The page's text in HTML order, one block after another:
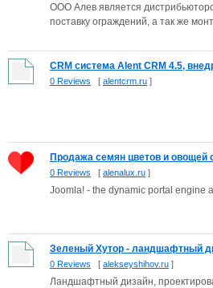
ООО Алев является
поставку ограждений, а так же
CRM система Alent CRM 4.5,
0 Reviews [ alentcrm.ru ]
Продажа семян цветов и овощей
0 Reviews [ alenalux.ru ]
Joomla! - the dynamic portal engine
Зеленый Хутор - ландшафтный
0 Reviews [ alekseyshihov.ru ]
Ландшафтный дизайн,